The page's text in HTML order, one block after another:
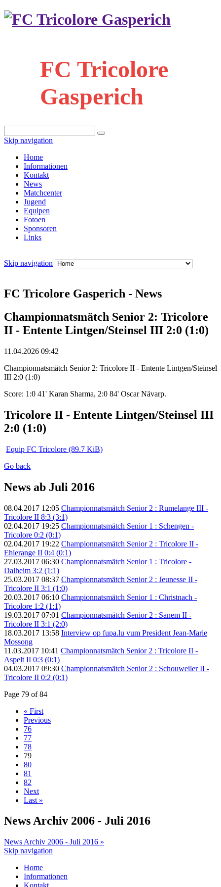
FC Tricolore
Gasperich
Skip navigation
Home
Informationen
Kontakt
News
Matchcenter
Jugend
Equipen
Fotoen
Sponsoren
Links
Skip navigation
FC Tricolore Gasperich - News
Championnatsmätch Senior 2: Tricolore
II - Entente Lintgen/Steinsel III 2:0 (1:0)
11.04.2026 09:42
Championnatsmätch Senior 2: Tricolore II - Entente Lintgen/Steinsel
III 2:0 (1:0)
Score: 1:0 41' Karan Sharma, 2:0 84' Oscar Nävarp.
Tricolore II - Entente Lintgen/Steinsel III
2:0 (1:0)
Equip FC Tricolore (89.7 KiB)
Go back
News ab Juli 2016
08.04.2017 12:05 Championnatsmätch Senior 2 : Rumelange III -
Tricolore II 8:3 (3:1)
02.04.2017 19:25 Championnatsmätch Senior 1 : Schengen -
Tricolore 0:2 (0:1)
02.04.2017 19:22 Championnatsmätch Senior 2 : Tricolore II -
Ehlerange II 0:4 (0:1)
27.03.2017 06:30 Championnatsmätch Senior 1 : Tricolore -
Dalheim 3:2 (1:1)
25.03.2017 08:37 Championnatsmätch Senior 2 : Jeunesse II -
Tricolore II 3:1 (1:0)
20.03.2017 06:10 Championnatsmätch Senior 1 : Christnach -
Tricolore 1:2 (1:1)
19.03.2017 07:01 Championnatsmätch Senior 2 : Sanem II -
Tricolore II 3:1 (2:0)
18.03.2017 13:58 Interview op fupa.lu vum President Jean-Marie
Mossong
11.03.2017 10:41 Championnatsmätch Senior 2 : Tricolore II -
Aspelt II 0:3 (0:1)
04.03.2017 09:30 Championnatsmätch Senior 2 : Schouweiler II -
Tricolore II 0:2 (0:1)
Page 79 of 84
« First
Previous
76
77
78
79
80
81
82
Next
Last »
News Archiv 2006 - Juli 2016
News Archiv 2006 - Juli 2016 »
Skip navigation
Home
Informationen